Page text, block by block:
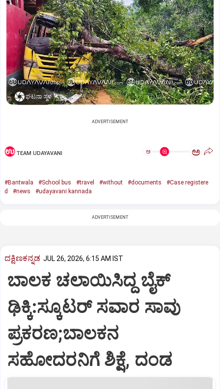
ಘಟನಾ ಸ್ಥಳ
ADVERTISEMENT
TEAM UDAYAVANI ಅ ಅ
#Bantwala #School bus #travel #without #documents
#Case registere
d
#news #udayavani kannada
ADVERTISEMENT
ದಕ್ಷಿಣಕನ್ನಡ JUL 26, 2026, 6:15 AM IST
ಬಾಲಕ ಚಲಾಯಿಸಿದ್ದ ಬೈಕ್
ಢಿಕ್ಕಿ:ಸ್ಕೂಟರ್ ಸವಾರ ಸಾವು
ಪ್ರಕರಣ;ಬಾಲಕನ
ಸಹೋದರನಿಗೆ ಶಿಕ್ಷೆ, ದಂಡ